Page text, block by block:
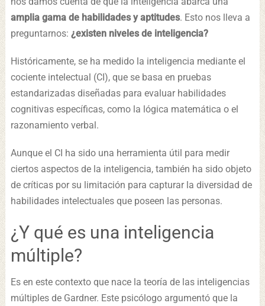
amplia gama de habilidades y aptitudes. Esto nos lleva a
preguntarnos: ¿existen niveles de inteligencia?
Históricamente, se ha medido la inteligencia mediante el
cociente intelectual (CI), que se basa en pruebas
estandarizadas diseñadas para evaluar habilidades
cognitivas específicas, como la lógica matemática o el
razonamiento verbal.
Aunque el CI ha sido una herramienta útil para medir
ciertos aspectos de la inteligencia, también ha sido objeto
de críticas por su limitación para capturar la diversidad de
habilidades intelectuales que poseen las personas.
¿Y qué es una inteligencia
múltiple?
Es en este contexto que nace la teoría de las inteligencias
múltiples de Gardner. Este psicólogo argumentó que la